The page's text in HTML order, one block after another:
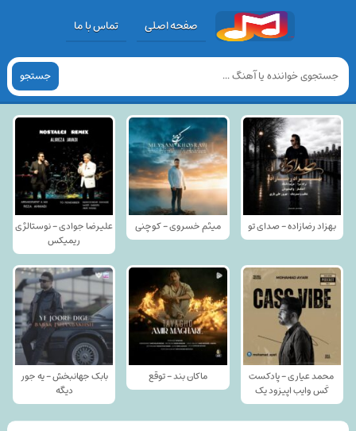
صفحه اصلی تماس با ما
جستجو
بهزاد رضازاده - صدای تو میثم خسروی - کوچنی
علیرضا جوادی - نوستالژی
ریمیکس
محمد عیاری - پادکست
کَس وایب اپیزود یک
ماکان بند - توقع
بابک جهانبخش - یه جور
دیگه